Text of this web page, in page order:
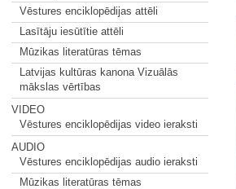
Vēstures enciklopēdijas attēli
Lasītāju iesūtītie attēli
Mūzikas literatūras tēmas
Latvijas kultūras kanona Vizuālās
mākslas vērtības
VIDEO
Vēstures enciklopēdijas video ieraksti
AUDIO
Vēstures enciklopēdijas audio ieraksti
Mūzikas literatūras tēmas